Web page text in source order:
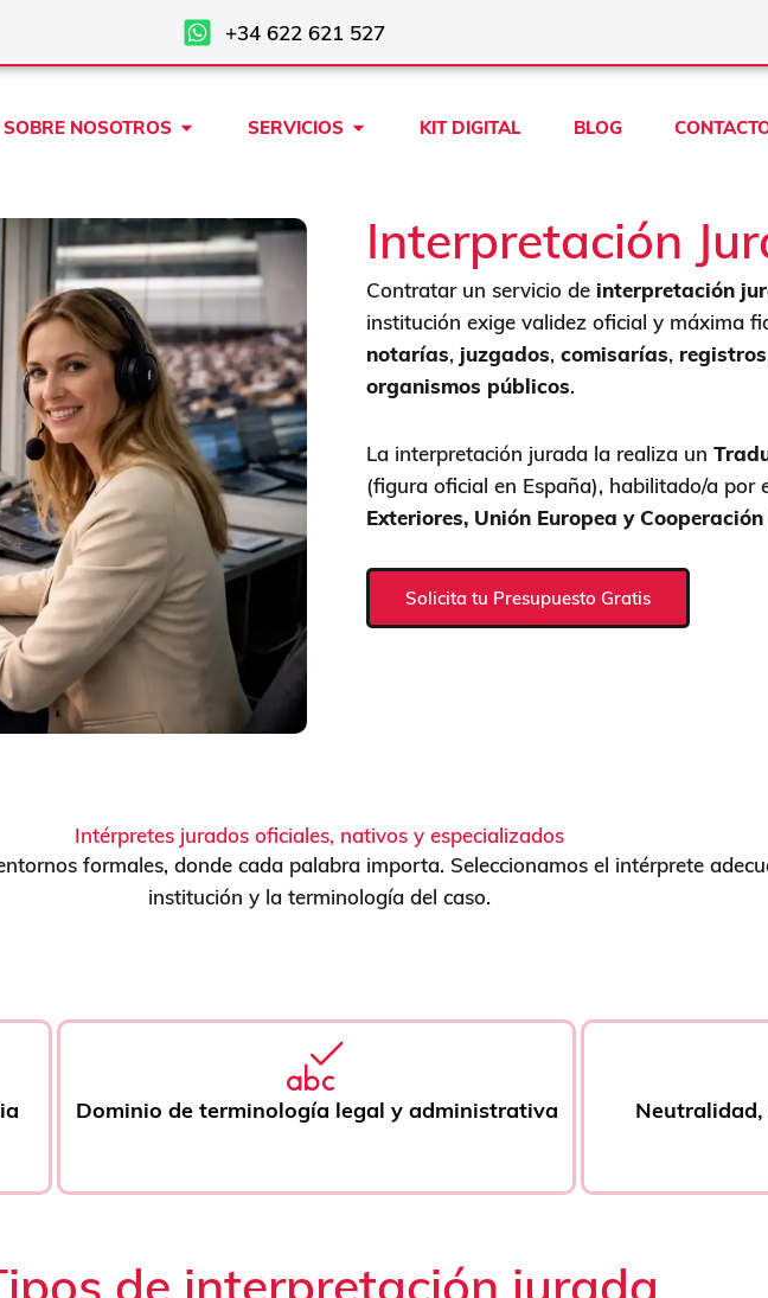
+34 622 621 527
SOBRE NOSOTROS Open SOBRE NOSOTROS
SERVICIOS Open SERVICIOS
KIT DIGITAL BLOG
Interpretación
Contratar un servicio de interpretación
institución exige validez oficial y máxima
notarías, juzgados, comisarías, registros
organismos públicos.
La interpretación jurada la realiza un
(figura oficial en España), habilitado/a por
Exteriores, Unión Europea y Cooperación
Solicita tu Presupuesto Gratis
Intérpretes jurados oficiales, nativos y especializados
formales, donde cada palabra importa. Seleccionamos el intérprete
institución y la terminología del caso.
Dominio de terminología legal y administrativa
de interpretación jurada